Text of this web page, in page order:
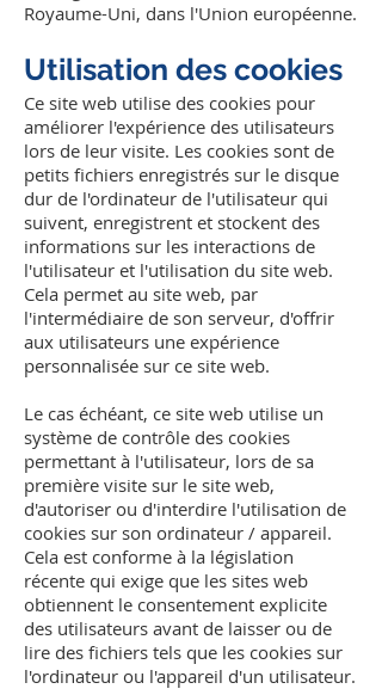
Royaume-Uni, dans l'Union européenne.
Utilisation des cookies
Ce site web utilise des cookies pour
améliorer l'expérience des utilisateurs
lors de leur visite. Les cookies sont de
petits fichiers enregistrés sur le disque
dur de l'ordinateur de l'utilisateur qui
suivent, enregistrent et stockent des
informations sur les interactions de
l'utilisateur et l'utilisation du site web.
Cela permet au site web, par
l'intermédiaire de son serveur, d'offrir
aux utilisateurs une expérience
personnalisée sur ce site web.
Le cas échéant, ce site web utilise un
système de contrôle des cookies
permettant à l'utilisateur, lors de sa
première visite sur le site web,
d'autoriser ou d'interdire l'utilisation de
cookies sur son ordinateur / appareil.
Cela est conforme à la législation
récente qui exige que les sites web
obtiennent le consentement explicite
des utilisateurs avant de laisser ou de
lire des fichiers tels que les cookies sur
l'ordinateur ou l'appareil d'un utilisateur.